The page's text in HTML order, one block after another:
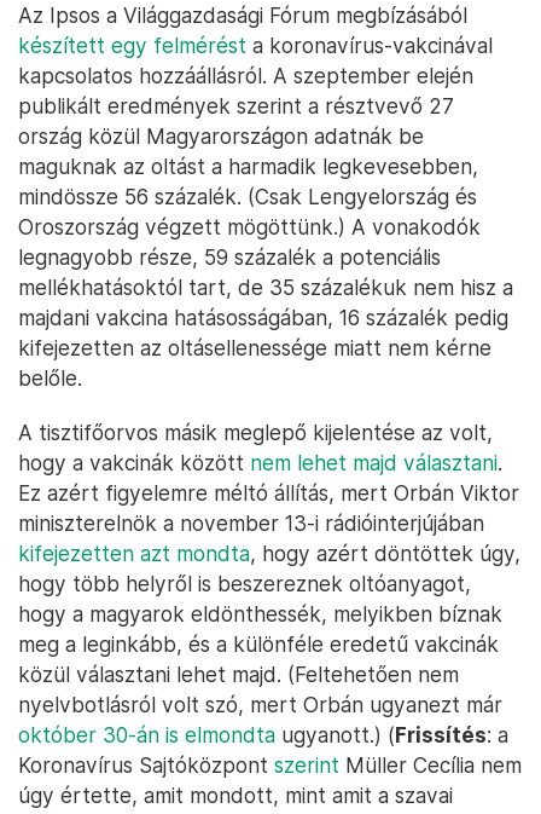
Az Ipsos a Világgazdasági Fórum megbízásából
készített egy felmérést a koronavírus-vakcinával
kapcsolatos hozzáállásról. A szeptember elején
publikált eredmények szerint a résztvevő 27
ország közül Magyarországon adatnák be
maguknak az oltást a harmadik legkevesebben,
mindössze 56 százalék. (Csak Lengyelország és
Oroszország végzett mögöttünk.) A vonakodók
legnagyobb része, 59 százalék a potenciális
mellékhatásoktól tart, de 35 százalékuk nem hisz a
majdani vakcina hatásosságában, 16 százalék pedig
kifejezetten az oltásellenessége miatt nem kérne
belőle.
A tisztifőorvos másik meglepő kijelentése az volt,
hogy a vakcinák között nem lehet majd választani.
Ez azért figyelemre méltó állítás, mert Orbán Viktor
miniszterelnök a november 13-i rádióinterjújában
kifejezetten azt mondta, hogy azért döntöttek úgy,
hogy több helyről is beszereznek oltóanyagot,
hogy a magyarok eldönthessék, melyikben bíznak
meg a leginkább, és a különféle eredetű vakcinák
közül választani lehet majd. (Feltehetően nem
nyelvbotlásról volt szó, mert Orbán ugyanezt már
október 30-án is elmondta ugyanott.) (Frissítés: a
Koronavírus Sajtóközpont szerint Müller Cecília nem
úgy értette, amit mondott, mint amit a szavai